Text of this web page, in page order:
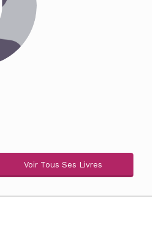
Voir Tous Ses Livres